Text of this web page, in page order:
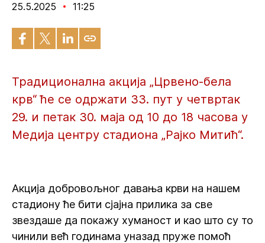
25.5.2025 11:25
Традиционална акција „Црвено-бела
крв“ ће се одржати 33. пут у четвртак
29. и петак 30. маја од 10 до 18 часова у
Медија центру стадиона „Рајко Митић“.
Акција добровољног давања крви на нашем
стадиону ће бити сјајна прилика за све
звездаше да покажу хуманост и као што су то
чинили већ годинама уназад пруже помоћ